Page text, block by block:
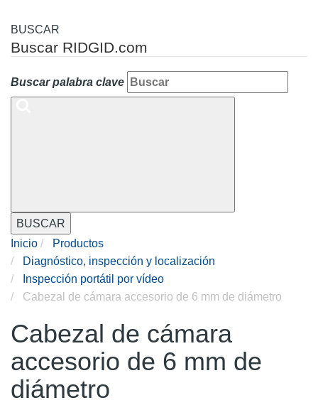
BUSCAR
Buscar RIDGID.com
Buscar palabra clave
BUSCAR
Inicio
Productos
Diagnóstico, inspección y localización
Inspección portátil por vídeo
Cabezal de cámara accesorio de 6 mm de diámetro
Cabezal de cámara
accesorio de 6 mm de
diámetro